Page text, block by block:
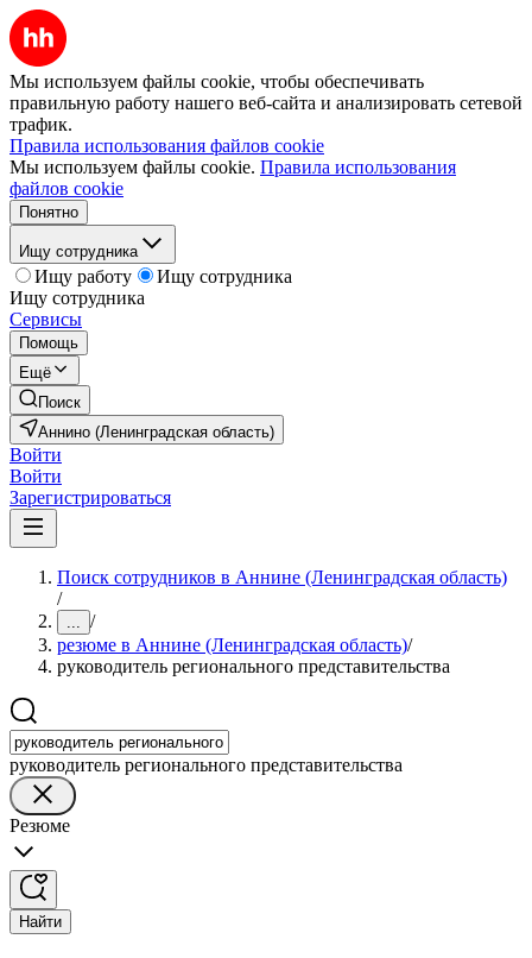
Мы используем файлы cookie, чтобы обеспечивать
правильную работу нашего веб-сайта и анализировать сетевой
трафик.
Правила использования файлов cookie
Мы используем файлы cookie. Правила использования
файлов cookie
Понятно
Ищу сотрудника
Ищу работу
Ищу сотрудника
Ищу сотрудника
Сервисы
Помощь
Ещё
Поиск
Аннино (Ленинградская область)
Войти
Войти
Зарегистрироваться
Поиск сотрудников в Аннине (Ленинградская область)
/
... /
резюме в Аннине (Ленинградская область)/
руководитель регионального представительства
руководитель регионального представительства
Резюме
Найти